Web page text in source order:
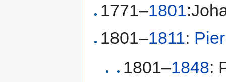
1771–1801
1801–1811:
1801–1848: